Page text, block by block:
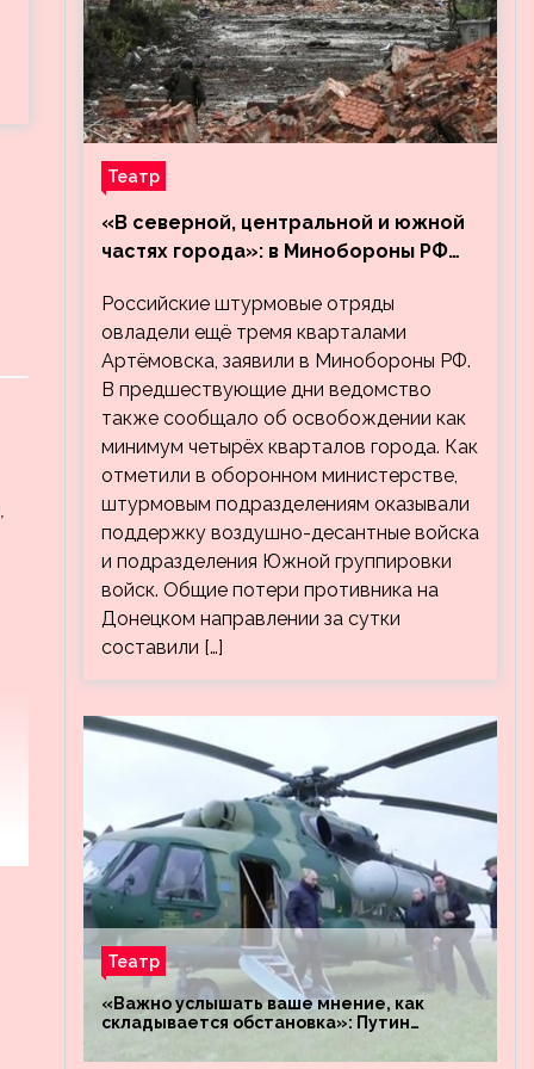
Театр
«В северной, центральной и южной
частях города»: в Минобороны РФ
кварталов Артёмовска
Российские штурмовые отряды
овладели ещё тремя кварталами
Артёмовска, заявили в Минобороны РФ.
В предшествующие дни ведомство
также сообщало об освобождении как
минимум четырёх кварталов города. Как
отметили в оборонном министерстве,
штурмовым подразделениям оказывали
поддержку воздушно-десантные войска
и подразделения Южной группировки
войск. Общие потери противника на
Донецком направлении за сутки
составили […]
Театр
«Важно услышать ваше мнение, как
складывается обстановка»: Путин
«Днепр» и «Восток»